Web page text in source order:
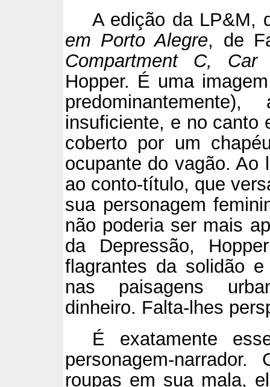
A edição da LP&M,
em Porto Alegre, de
Compartment C, Car
Hopper. É uma
insuficiente, e no canto
coberto por um
ocupante do vagão. Ao
ao conto-título, que
sua personagem
não poderia ser mais
da Depressão,
flagrantes da solidão
nas paisagens
dinheiro. Falta-lhes
É exatamente
personagem-
roupas em sua mala,